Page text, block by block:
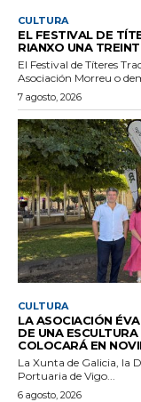
CULTURA
EL FESTIVAL DE
RIANXO UNA
El Festival de Títeres
Asociación Morreu o
7 agosto, 2026
CULTURA
LA ASOCIACIÓN
DE UNA
COLOCARÁ EN
La Xunta de Galicia, la
Portuaria de Vigo...
6 agosto, 2026